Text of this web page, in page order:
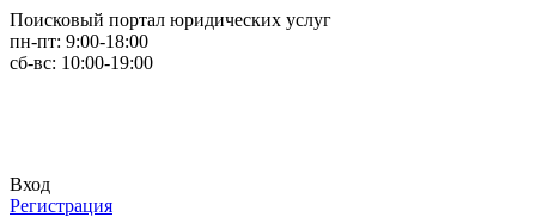
Поисковый портал юридических услуг
пн-пт: 9:00-18:00
сб-вс: 10:00-19:00
Вход
Регистрация